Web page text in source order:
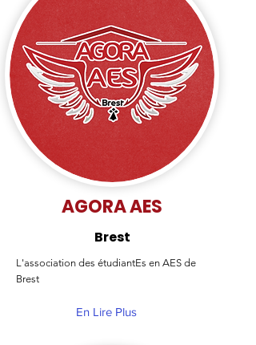
AGORA AES
Brest
L'association des étudiantEs en AES de
Brest
En Lire Plus